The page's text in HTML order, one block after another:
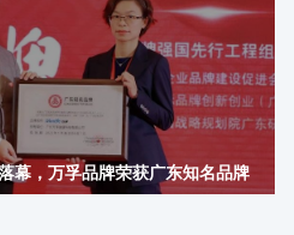
幕，万孚品牌荣获广东知名品牌